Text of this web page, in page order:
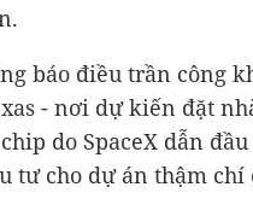
báo điều trần công
- nơi dự kiến đặt
do SpaceX dẫn đầu
tư cho dự án thậm chí